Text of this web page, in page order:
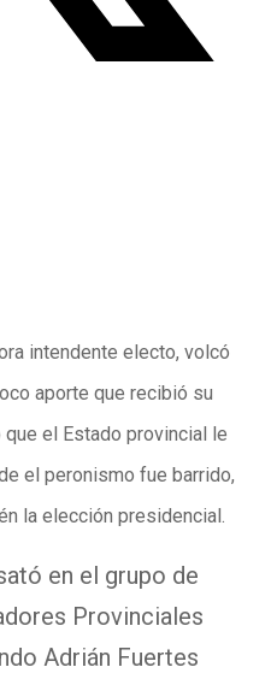
intendente electo, volcó
aporte que recibió su
el Estado provincial le
el peronismo fue barrido,
la elección presidencial.
en el grupo de
Provinciales
Adrián Fuertes